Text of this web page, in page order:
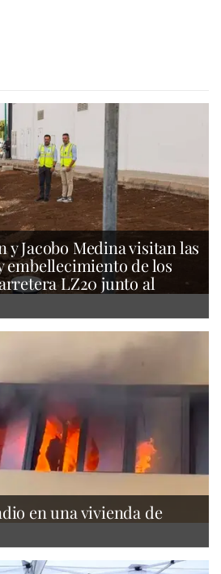
y Jacobo Medina visitan las
embellecimiento de los
LZ20 junto al
en una vivienda de